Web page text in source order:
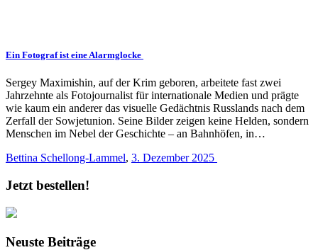
Ein Fotograf ist eine Alarmglocke
Sergey Maximishin, auf der Krim geboren, arbeitete fast zwei
Jahrzehnte als Fotojournalist für internationale Medien und prägte
wie kaum ein anderer das visuelle Gedächtnis Russlands nach dem
Zerfall der Sowjetunion. Seine Bilder zeigen keine Helden, sondern
Menschen im Nebel der Geschichte – an Bahnhöfen, in…
Bettina Schellong-Lammel, 3. Dezember 2025
Jetzt bestellen!
Neuste Beiträge